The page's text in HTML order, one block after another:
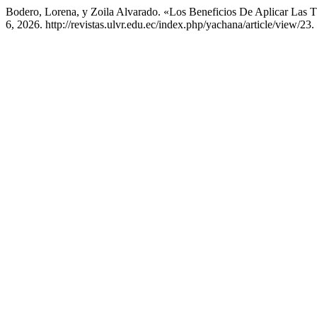
Bodero, Lorena, y Zoila Alvarado. «Los Beneficios De Aplicar Las
6, 2026. http://revistas.ulvr.edu.ec/index.php/yachana/article/view/23.